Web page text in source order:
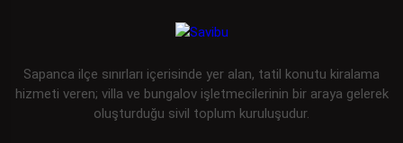
Sapanca ilçe sınırları içerisinde yer alan, tatil konutu kiralama
hizmeti veren; villa ve bungalov işletmecilerinin bir araya gelerek
oluşturduğu sivil toplum kuruluşudur.